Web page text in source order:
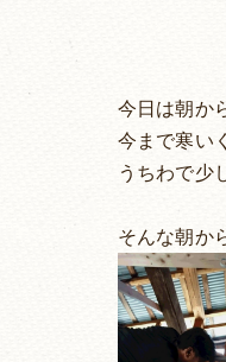
今日は朝か
今まで寒い
うちわで
そんな朝か